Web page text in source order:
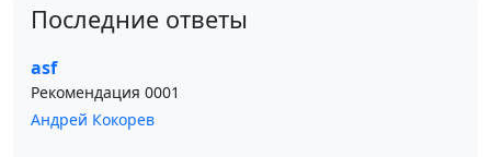
Последние ответы
asf
Рекомендация 0001
Андрей Кокорев